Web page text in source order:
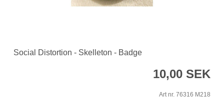
Social Distortion - Skelleton - Badge
10,00 SEK
Art nr. 76316 M218